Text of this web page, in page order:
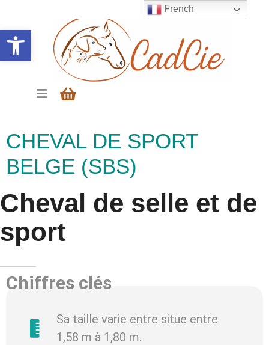
Ouvrir la barre d’outils
CHEVAL DE SPORT
BELGE (SBS)
Cheval de selle et de
sport
Chiffres clés
Sa taille varie entre situe entre
1,58 m à 1,80 m.
French